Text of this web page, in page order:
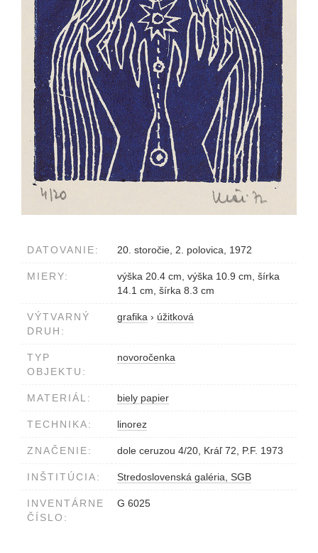
DATOVANIE: 20. storočie, 2. polovica, 1972
MIERY:
výška 20.4 cm, výška 10.9 cm, šírka
14.1 cm, šírka 8.3 cm
VÝTVARNÝ
DRUH:
grafika › úžitková
TYP
OBJEKTU:
novoročenka
MATERIÁL: biely papier
TECHNIKA: linorez
ZNAČENIE: dole ceruzou 4/20, Kráľ 72, P.F. 1973
INŠTITÚCIA: Stredoslovenská galéria, SGB
INVENTÁRNE
ČÍSLO:
G 6025